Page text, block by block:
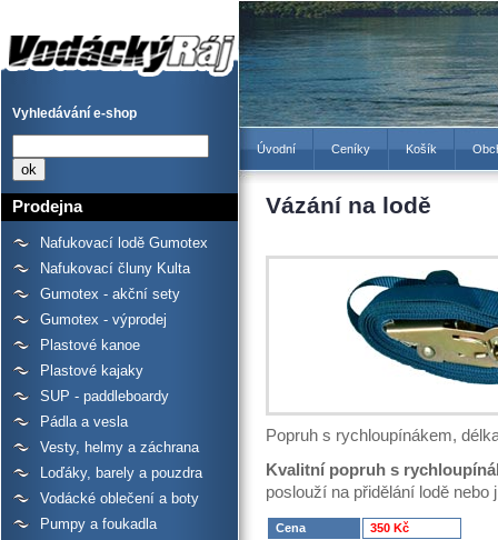
kanoí a kajaků - Vodácký
Ráj
Úvodní Ceníky Košík
Vyhledávání e-shop
Prodejna
Nafukovací lodě Gumotex
Nafukovací čluny Kulta
Gumotex - akční sety
Gumotex - výprodej
Plastové kanoe
Plastové kajaky
SUP - paddleboardy
Pádla a vesla
Vesty, helmy a záchrana
Loďáky, barely a pouzdra
Vodácké oblečení a boty
Pumpy a foukadla
Vázání na lodě
Popruh s rychloupínákem,
Kvalitní popruh s
poslouží na přidělání lodě
Cena
350 Kč